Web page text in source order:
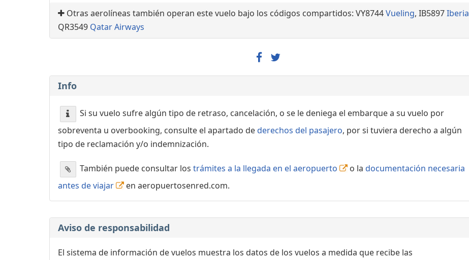
Otras aerolíneas también operan este vuelo bajo los códigos compartidos: VY8744Vueling, IB5897Iberia
QR3549 Qatar Airways
Info
Si su vuelo sufre algún tipo de retraso, cancelación, o se le deniega el embarque a su vuelo por
sobreventa u overbooking, consulte el apartado dederechos del pasajero, por si tuviera derecho a algún
tipo de reclamación y/o indemnización.
También puede consultar los trámites a la llegada en el aeropuerto o la documentación necesaria
antes de viajar
en aeropuertosenred.com.
Aviso de responsabilidad
El sistema de información de vuelos muestra los datos de los vuelos a medida que recibe las